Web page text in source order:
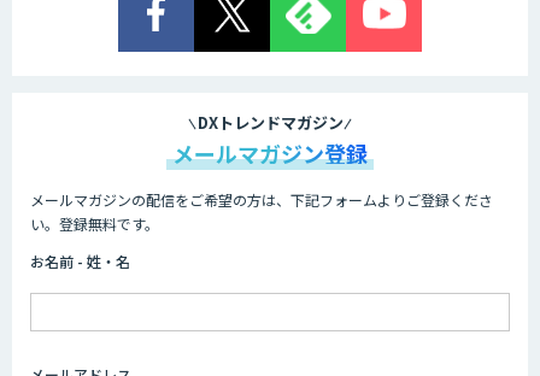
AIカスタマイズソリューション
DXトレンドマガジン
メールマガジン登録
メールマガジンの配信をご希望の方は、下記フォームよりご登録くださ
い。登録無料です。
お名前 - 姓・名